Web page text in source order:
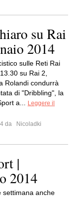
su Rai
2014
sulle Reti Rai
su Rai 2,
Rolandi condurrà
di "Dribbling", la
a...
Leggere il
da
Nicoladki
|
2014
settimana anche